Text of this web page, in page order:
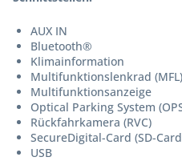
AUX IN
Bluetooth®
Klimainformation
Multifunktionslenkrad (MFL)
Multifunktionsanzeige
Optical Parking System
Rückfahrkamera (RVC)
SecureDigital-Card (SD-
USB